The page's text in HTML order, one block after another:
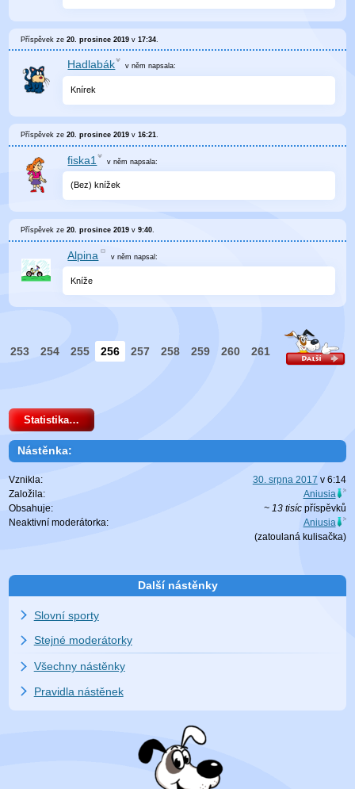
Příspěvek ze20. prosince 2019 v17:34
Hadlabák v něm napsala:
Knírek
Příspěvek ze20. prosince 2019 v16:21
fiska1 v něm napsala:
(Bez) knížek
Příspěvek ze20. prosince 2019 v9:40.
Alpina v němnapsal:
Kníže
253 254 255 256 257 258 259 260 261
Statistika…
Nástěnka:
Vznikla: 30. srpna 2017 v 6:14
Založila:
Aniusia
Obsahuje:
~ 13 tisícpříspěvků
Neaktivní moderátorka:
Aniusia
(zatoulaná kulisačka)
Další nástěnky
Slovní sporty
Stejné moderátorky
Všechny nástěnky
Pravidla nástěnek